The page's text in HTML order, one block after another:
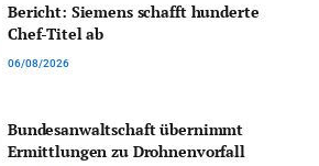
Bericht: Siemens schafft hunderte
Chef-Titel ab
06/08/2026
Bundesanwaltschaft übernimmt
Ermittlungen zu Drohnenvorfall